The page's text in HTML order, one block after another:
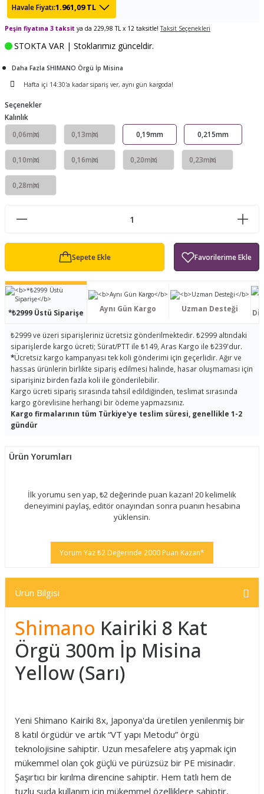
Makine Yağı
Göl Kamışı
Balık Malzemeleri Çantası
Balık Kovası
Havale Fiyatı:1.961,09 TL
Peşin fiyatına 3 taksit ya da 229,98 TL x 12 taksitle! Taksit Seçenekleri
STOKTA VAR | Stoklarımız günceldir.
Daha Fazla SHIMANO Örgü İp Misina
Hafta içi 14:30'a kadar sipariş ver, aynı gün kargoda!
Seçenekler
Kalınlık
0,06mm
0,13mm 0,19mm 0,215mm
0,10mm 0,16mm 0,20mm 0,23mm
0,28mm
Sepete Ekle
*₺2999 Üstü Siparişe Aynı Gün Kargo Uzman Desteği
₺2999 ve üzeri siparişleriniz ücretsiz gönderilmektedir. ₺2999 altındaki
siparişlerde kargo ücreti; Sürat/PTT ile ₺149, Aras Kargo ile ₺239'dur.
*Ücretsiz kargo kampanyası tek koli gönderimi için geçerlidir. Ağır ve
hassas ürünlerin birlikte sipariş edilmesi halinde, hasar oluşmaması için
siparişiniz birden fazla koli ile gönderilebilir.
Kargo ücreti sipariş sırasında tahsil edildiğinden, teslimat sırasında
kargo görevlisine herhangi bir ödeme yapmazsınız.
Kargo firmalarının tüm Türkiye'ye teslim süresi, genellikle 1-2
gündür
Ürün Yorumları
İlk yorumu sen yap, ₺2 değerinde puan kazan! 20 kelimelik
deneyimini paylaş, editör onayından sonra puanın hesabına
yüklensin.
Yorum Yaz ₺2 Değerinde 2000 Puan Kazan*
Ürün Bilgisi
Shimano Kairiki 8 Kat
Örgü 300m İp Misina
Yellow (Sarı)
Yeni Shimano Kairiki 8x, Japonya'da üretilen yenilenmiş bir
8 katıl örgüdür ve artık “VT yapı Metodu” örgü
teknolojisine sahiptir. Uzun mesafelere atış yapmak için
mükemmel olan çok güçlü ve pürüzsüz bir PE misinadır.
Şaşırtıcı bir kırılma direncine sahiptir. Hem tatlı hem de
tuzlu suda kullanım için mükemmel özelliklere sahiptir,